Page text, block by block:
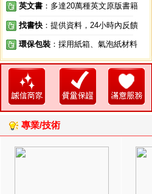
英文書 ：多達20萬種英文原版書籍
找書快 ：提供資料，24小時內反饋
環保包裝 ：採用紙箱、氣泡紙材料
專業/技術